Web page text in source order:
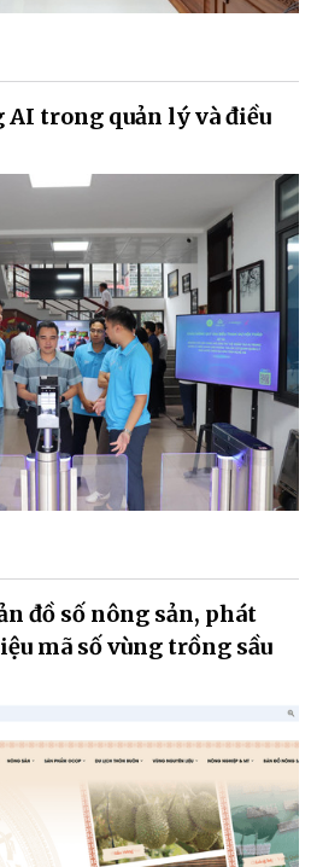
AI trong quản lý và điều
đồ số nông sản, phát
mã số vùng trồng sầu